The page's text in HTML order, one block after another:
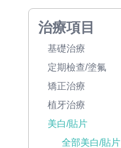
治療項目
基礎治療
定期檢查/塗氟
矯正治療
植牙治療
美白/貼片
全部美白/貼片